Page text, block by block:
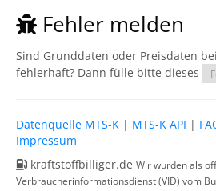
Fehler melden
Sind Grunddaten oder Preisdaten
fehlerhaft? Dann fülle bitte dieses
Datenquelle MTS-K | MTS-K API |
Impressum
kraftstoffbilliger.de Wir wurden als
Verbraucherinformationsdienst (VID) vom